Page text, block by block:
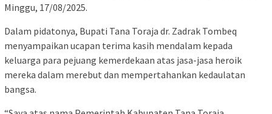
Minggu, 17/08/2025.
Dalam pidatonya, Bupati Tana Toraja dr. Zadrak Tombeq
menyampaikan ucapan terima kasih mendalam kepada
keluarga para pejuang kemerdekaan atas jasa-jasa heroik
mereka dalam merebut dan mempertahankan kedaulatan
bangsa.